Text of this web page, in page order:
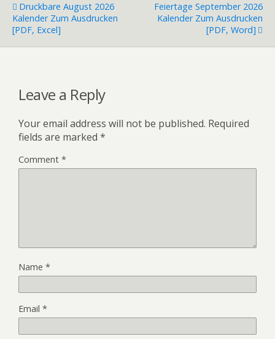
Druckbare August 2026
Kalender Zum Ausdrucken
[PDF, Excel]
Feiertage September 2026
Kalender Zum Ausdrucken
[PDF, Word]
Leave a Reply
Your email address will not be published. Required
fields are marked *
Comment *
Name *
Email *